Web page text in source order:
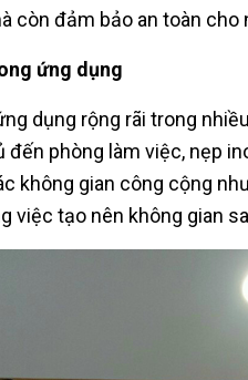
còn đảm bảo an toàn cho
ứng dụng
dụng rộng rãi trong
đến phòng làm việc, nẹp
không gian công cộng
việc tạo nên không gian